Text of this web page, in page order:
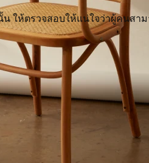
ให้ตรวจสอบให้แน่ใจว่าผู้คนส